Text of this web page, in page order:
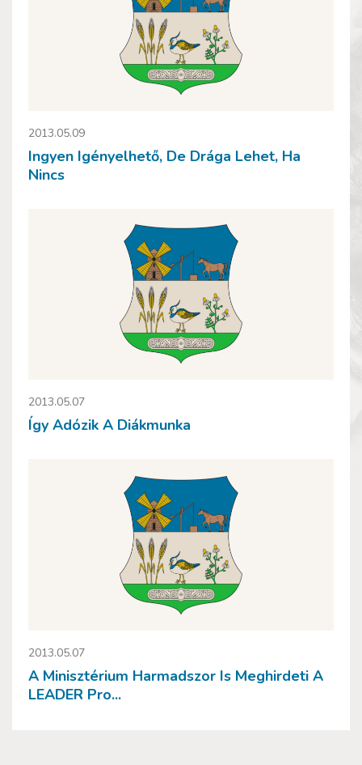
2013.05.09
Ingyen Igényelhető, De Drága Lehet, Ha
Nincs
2013.05.07
Így Adózik A Diákmunka
2013.05.07
A Minisztérium Harmadszor Is Meghirdeti A
LEADER Pro...